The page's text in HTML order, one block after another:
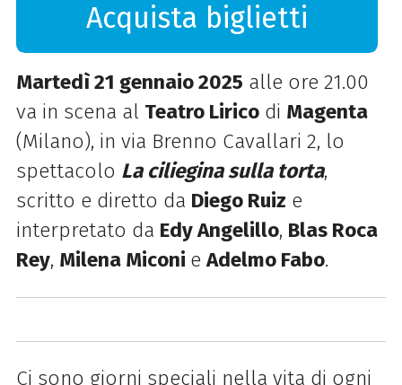
Acquista biglietti
Martedì 21 gennaio 2025 alle ore 21.00
va in scena al Teatro Liricodi Magenta
(Milano), in via Brenno Cavallari 2, lo
spettacolo La ciliegina sulla torta,
scritto e diretto da Diego Ruiz e
interpretato da Edy Angelillo, Blas Roca
Rey, Milena Miconi eAdelmo Fabo.
Ci sono giorni speciali nella vita di ogni